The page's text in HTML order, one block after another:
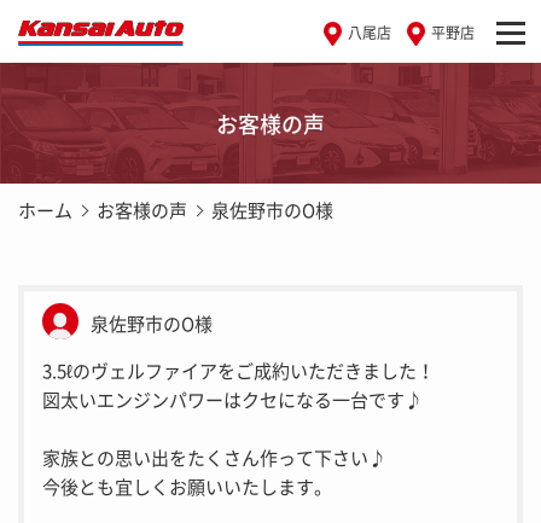
八尾店 平野店
お客様の声
ホーム お客様の声 泉佐野市のO様
泉佐野市のO様
3.5ℓのヴェルファイアをご成約いただきました！
図太いエンジンパワーはクセになる一台です♪
家族との思い出をたくさん作って下さい♪
今後とも宜しくお願いいたします。